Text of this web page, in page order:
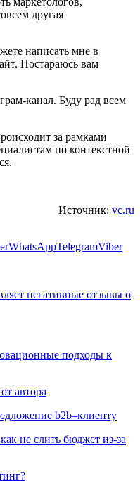
другая
написать мне в
Постараюсь вам
канал. Буду рад всем
за рамками
по контекстной
Источник: vc.ru
WhatsAppTelegramViber
негативные отзывы о
подходы к
автора
b2b–клиенту
не слить бюджет из-за